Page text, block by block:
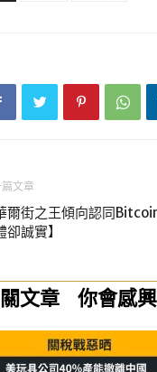
文章
爾街之王傾向認同
卻誠實】
文章 你會感